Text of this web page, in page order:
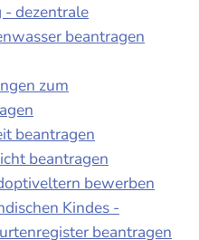
dezentrale
beantragen
zum
beantragen
beantragen
bewerben
Kindes -
beantragen